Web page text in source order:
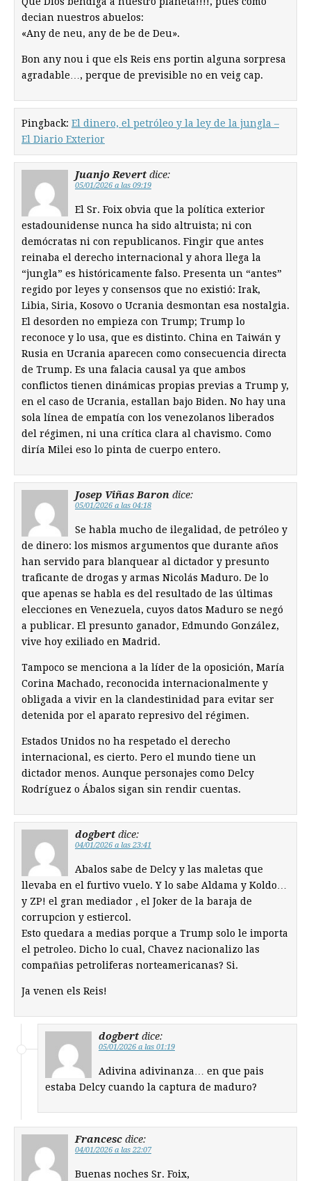
decian nuestros abuelos:
«Any de neu, any de be de Deu».
Bon any nou i que els Reis ens portin alguna sorpresa
agradable…, perque de previsible no en veig cap.
Pingback: El dinero, el petróleo y la ley de la jungla –
El Diario Exterior
Juanjo Revert dice:
05/01/2026 a las 09:19
El Sr. Foix obvia que la política exterior
estadounidense nunca ha sido altruista; ni con
demócratas ni con republicanos. Fingir que antes
reinaba el derecho internacional y ahora llega la
“jungla” es históricamente falso. Presenta un “antes”
regido por leyes y consensos que no existió: Irak,
Libia, Siria, Kosovo o Ucrania desmontan esa nostalgia.
El desorden no empieza con Trump; Trump lo
reconoce y lo usa, que es distinto. China en Taiwán y
Rusia en Ucrania aparecen como consecuencia directa
de Trump. Es una falacia causal ya que ambos
conflictos tienen dinámicas propias previas a Trump y,
en el caso de Ucrania, estallan bajo Biden. No hay una
sola línea de empatía con los venezolanos liberados
del régimen, ni una crítica clara al chavismo. Como
diría Milei eso lo pinta de cuerpo entero.
Josep Viñas Baron dice:
05/01/2026 a las 04:18
Se habla mucho de ilegalidad, de petróleo y
de dinero: los mismos argumentos que durante años
han servido para blanquear al dictador y presunto
traficante de drogas y armas Nicolás Maduro. De lo
que apenas se habla es del resultado de las últimas
elecciones en Venezuela, cuyos datos Maduro se negó
a publicar. El presunto ganador, Edmundo González,
vive hoy exiliado en Madrid.
Tampoco se menciona a la líder de la oposición, María
Corina Machado, reconocida internacionalmente y
obligada a vivir en la clandestinidad para evitar ser
detenida por el aparato represivo del régimen.
Estados Unidos no ha respetado el derecho
internacional, es cierto. Pero el mundo tiene un
dictador menos. Aunque personajes como Delcy
Rodríguez o Ábalos sigan sin rendir cuentas.
dogbert dice:
04/01/2026 a las 23:41
Abalos sabe de Delcy y las maletas que
llevaba en el furtivo vuelo. Y lo sabe Aldama y Koldo…
y ZP! el gran mediador , el Joker de la baraja de
corrupcion y estiercol.
Esto quedara a medias porque a Trump solo le importa
el petroleo. Dicho lo cual, Chavez nacionalizo las
compañias petroliferas norteamericanas? Si.
Ja venen els Reis!
dogbert dice:
05/01/2026 a las 01:19
Adivina adivinanza… en que pais
estaba Delcy cuando la captura de maduro?
Francesc dice:
04/01/2026 a las 22:07
Buenas noches Sr. Foix,